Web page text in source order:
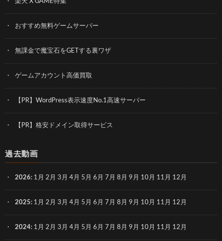
楽天 X GAME特集
おすすめ無料ゲームサーバー
無課金で魔宝石をGETする裏ワザ
ゲームアカウント高価買取
【PR】WordPress表示速度No.1高速サーバー
【PR】格安ドメイン取得サービス
過去動画
2026: 1月 2月 3月 4月 5月 6月 7月 8月 9月 10月 11月 12月
2025: 1月 2月 3月 4月 5月 6月 7月 8月 9月 10月 11月 12月
2024: 1月 2月 3月 4月 5月 6月 7月 8月 9月 10月 11月 12月